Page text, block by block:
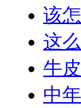
该
这
牛
中